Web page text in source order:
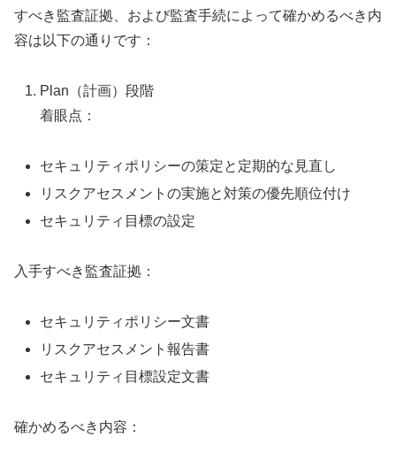
すべき監査証拠、および監査手続によって確かめるべき内
容は以下の通りです：
Plan（計画）段階
着眼点：
セキュリティポリシーの策定と定期的な見直し
リスクアセスメントの実施と対策の優先順位付け
セキュリティ目標の設定
入手すべき監査証拠：
セキュリティポリシー文書
リスクアセスメント報告書
セキュリティ目標設定文書
確かめるべき内容：